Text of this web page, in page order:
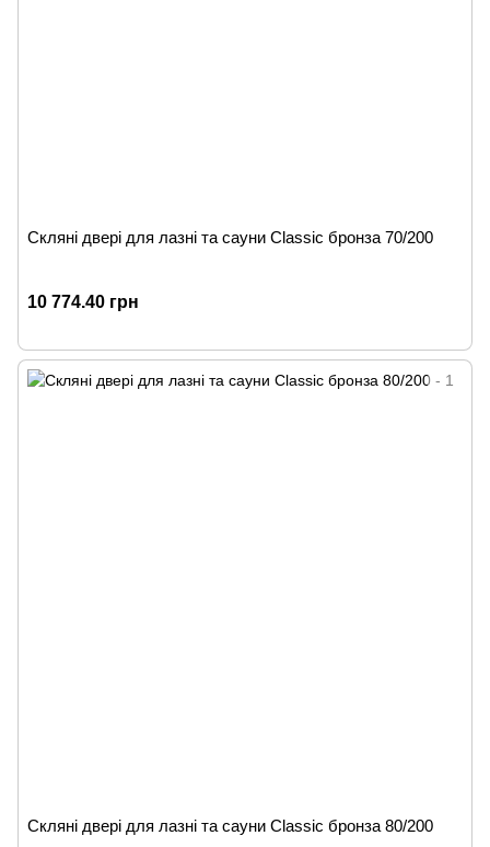
Скляні двері для лазні та сауни Classic бронза 70/200
10 774.40 грн
Скляні двері для лазні та сауни Classic бронза 80/200